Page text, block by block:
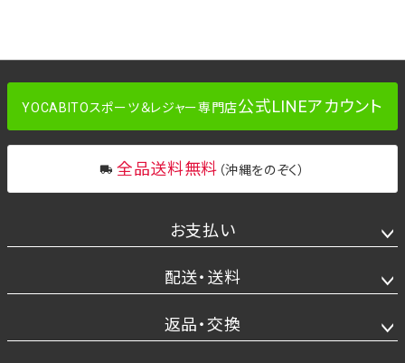
YOCABITOスポーツ＆レジャー専門店公式LINEアカウント
全品送料無料 （沖縄をのぞく）
お支払い
配送・送料
返品・交換